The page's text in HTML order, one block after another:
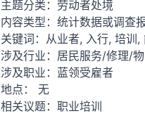
主题分类： 劳动者处境
内容类型： 统计数据或调查
关键词： 从业者, 入行, 培训,
涉及行业： 居民服务/修理/
涉及职业： 蓝领受雇者
地点： 无
相关议题： 职业培训